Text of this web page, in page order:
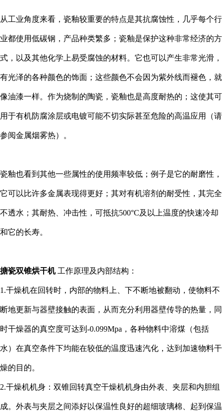
从工业角度来看，瓷釉较重要的特点是其抗腐蚀性，几乎每个行
业都使用低碳钢，产品种类繁多；瓷釉是保护这种非常经济的方
式，以及其他化学上易受腐蚀的材料。它也可以产生非常光滑，
有光泽的各种颜色的饰面；这些颜色不会因为紫外线而褪色，就
像油漆一样。作为烧制的陶瓷，瓷釉也是高度耐热的；这使其可
用于有机防腐涂层或电镀可能不切实际甚至危险的高温应用（请
参阅金属烟雾热）。
瓷釉也看到其他一些属性的使用频率较低；例子是它的耐磨性，
它可以比许多金属表现得更好；其对有机溶剂的耐受性，其完全
不透水；其耐热、冲击性，可抵抗500°C及以上温度的快速冷却
和它的长寿。
搪瓷双锥烘干机 工作原理及内部结构：
1.干燥机在回转时，内部的物料上、下不断地被翻动，使物料不
断地更新与器壁接触的表面，从而充分利用器壁传导的热量，同
时干燥器的真空度可达到-0.099Mpa，各种物料中溶煤（包括
水）在真空条件下均能在较低的温度迅速汽化，达到加速物料干
燥的目的。
2.干燥机机身：双锥回转真空干燥机机身由外表、夹层和内胆组
成。外表与夹层之间添好以保温性良好的超细玻璃棉、起到保温